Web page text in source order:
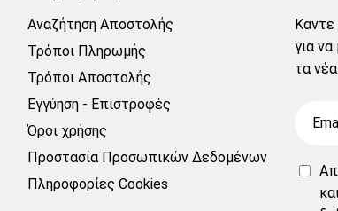
για
τα
Αναζήτηση Αποστολής
Τρόποι Πληρωμής
Τρόποι Αποστολής
Εγγύηση - Επιστροφές
Όροι χρήσης
Προστασία Προσωπικών Δεδομένων
Πληροφορίες Cookies